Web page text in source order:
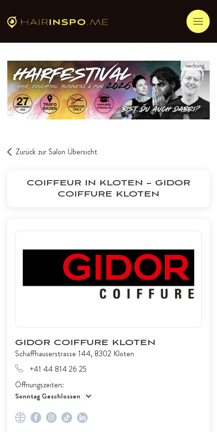
werbung
Zurück zur Salon Übersicht
COIFFEUR IN KLOTEN – GIDOR
COIFFURE KLOTEN
GIDOR COIFFURE KLOTEN
Schaffhauserstrasse 144, 8302 Kloten
+41 44 814 26 25
Öffnungszeiten:
Sonntag Geschlossen